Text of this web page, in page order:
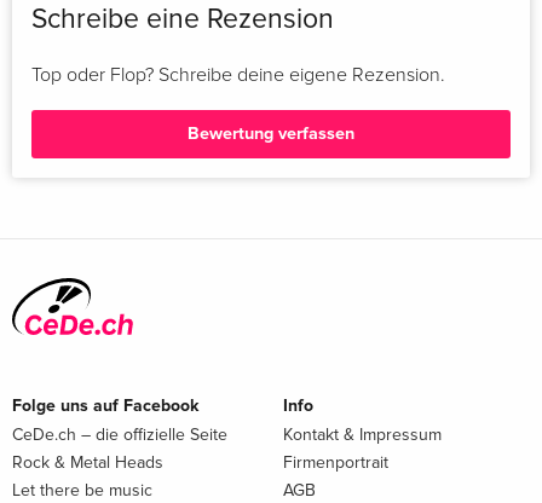
Schreibe eine Rezension
Top oder Flop? Schreibe deine eigene Rezension.
Bewertung verfassen
Folge uns auf Facebook
CeDe.ch – die offizielle Seite
Rock & Metal Heads
Let there be music
Info
Kontakt & Impressum
Firmenportrait
AGB